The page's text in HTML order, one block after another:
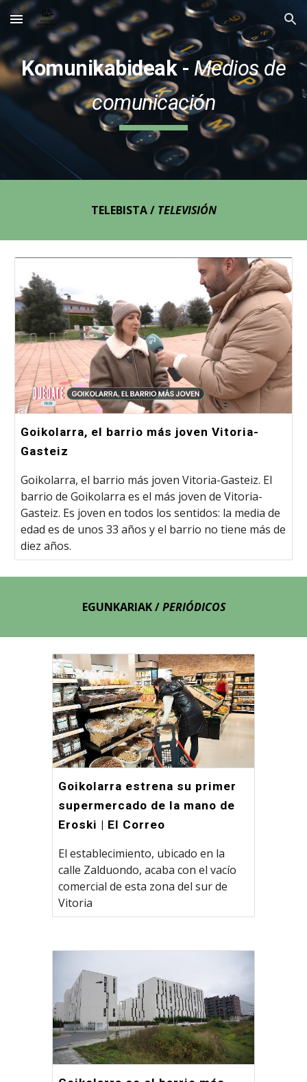
Skip to main content Skip to navigation
Komunikabideak- Medios de
comunicación
TELEBISTA / TELEVISIÓN
Goikolarra, el barrio más joven Vitoria-
Gasteiz
Goikolarra, el barrio más joven Vitoria-Gasteiz. El
barrio de Goikolarra es el más joven de Vitoria-
Gasteiz. Es joven en todos los sentidos: la media de
edad es de unos 33 años y el barrio no tiene más de
diez años.
EGUNKARIAK /PERIÓDICOS
Goikolarra estrena su primer
supermercado de la mano de
Eroski | El Correo
El establecimiento, ubicado en la
calle Zalduondo, acaba con el vacío
comercial de esta zona del sur de
Vitoria